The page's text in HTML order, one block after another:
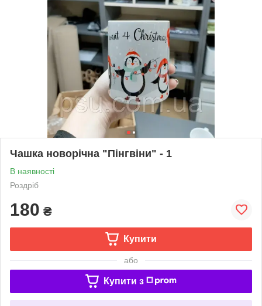
Чашка новорічна "Пінгвіни" - 1
В наявності
Роздріб
180 ₴
Купити
або
Купити з